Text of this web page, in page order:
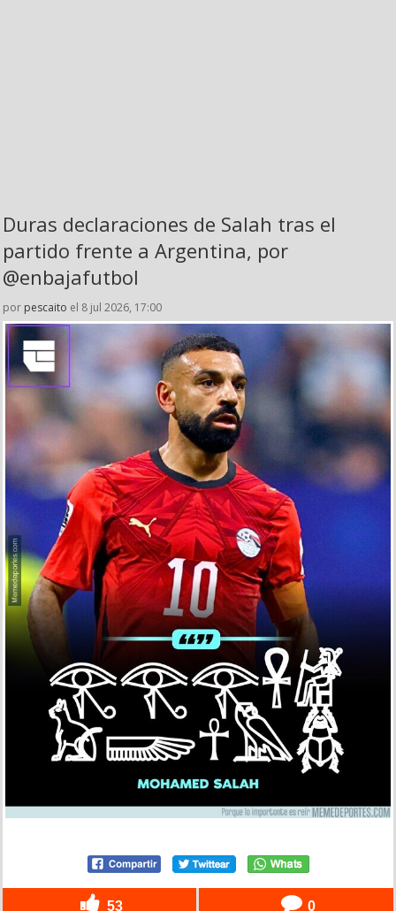
Duras declaraciones de Salah tras el
partido frente a Argentina, por
@enbajafutbol
por pescaito el 8 jul 2026, 17:00
53 0